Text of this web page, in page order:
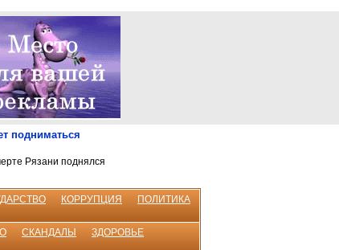
подниматься
Рязани поднялся
КОРРУПЦИЯ
ПОЛИТИКА
СКАНДАЛЫ
ЗДОРОВЬЕ